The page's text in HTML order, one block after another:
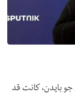
بايدن، كانت قد